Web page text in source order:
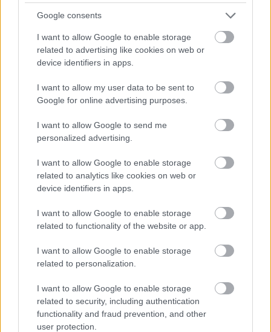
Google consents
I want to allow Google to enable storage
related to advertising like cookies on web or
device identifiers in apps.
I want to allow my user data to be sent to
Google for online advertising purposes.
I want to allow Google to send me
personalized advertising.
I want to allow Google to enable storage
related to analytics like cookies on web or
device identifiers in apps.
I want to allow Google to enable storage
related to functionality of the website or app.
I want to allow Google to enable storage
related to personalization.
I want to allow Google to enable storage
related to security, including authentication
functionality and fraud prevention, and other
user protection.
A DÁP tökéletesen helyettesíti a személyi igazolványt?